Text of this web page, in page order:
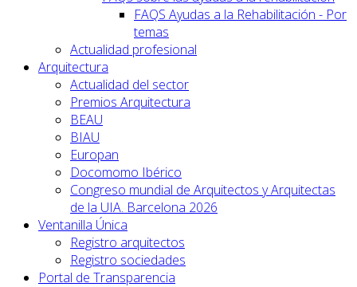
FAQS Ayudas a la Rehabilitación - Por
temas
Actualidad profesional
Arquitectura
Actualidad del sector
Premios Arquitectura
BEAU
BIAU
Europan
Docomomo Ibérico
Congreso mundial de Arquitectos y Arquitectas
de la UIA. Barcelona 2026
Ventanilla Única
Registro arquitectos
Registro sociedades
Portal de Transparencia